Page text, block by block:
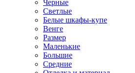
Черные
Светлые
Белые шкафы-купе
Венге
Размер
Маленькие
Большие
Средние